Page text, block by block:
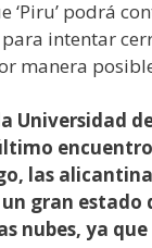
‘Piru’ podrá
intentar
manera
Universidad
las
gran estado
nubes, ya